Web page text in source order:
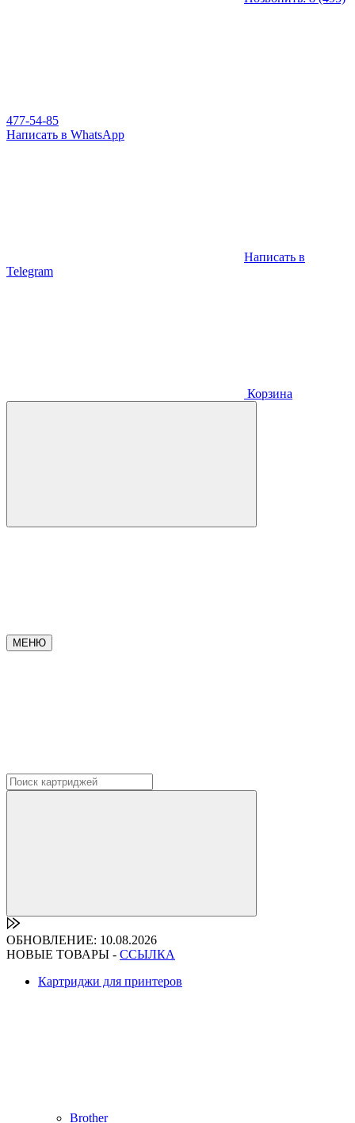
477-54-85
Написать в WhatsApp
Написать в
Telegram
Корзина
МЕНЮ
ОБНОВЛЕНИЕ: 10.08.2026
НОВЫЕ ТОВАРЫ - ССЫЛКА
Картриджи для принтеров
Brother